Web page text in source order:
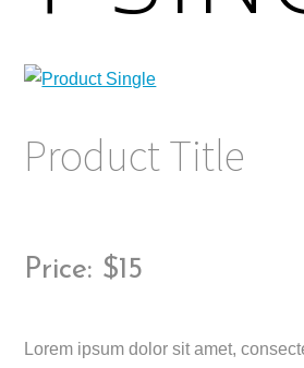
Product Title
Price: $15
Lorem ipsum dolor sit amet,